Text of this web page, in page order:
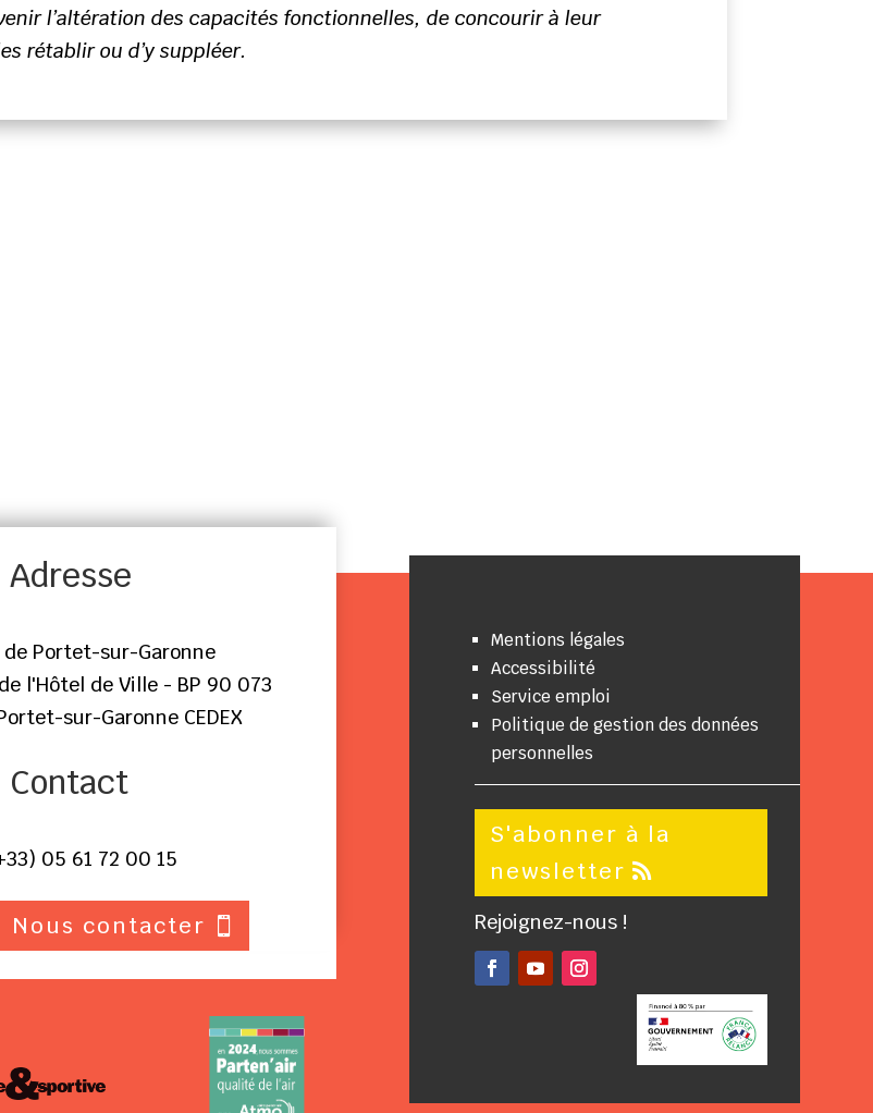
l’altération des capacités fonctionnelles, de concourir à leur
rétablir ou d’y suppléer.
Adresse
de Portet-sur-Garonne
l'Hôtel de Ville - BP 90 073
sur-Garonne CEDEX
Contact
05 61 72 00 15
Nous contacter
Mentions légales
Accessibilité
Service emploi
Politique de gestion des données
personnelles
S'abonner à la
newsletter
Rejoignez-nous !
Instagram